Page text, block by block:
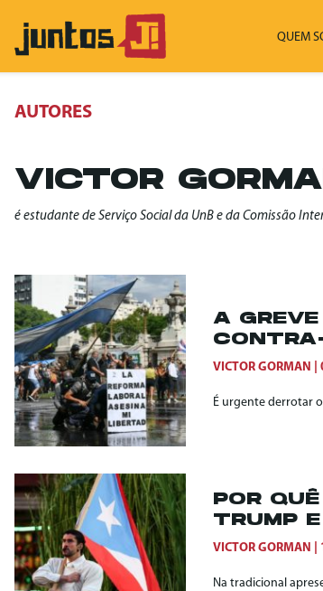
QUEM
AUTORES
VICTOR
é estudante de Serviço Social da UnB e da Comissão
A
VICTOR GORMAN
É urgente derrotar
POR
TRUMP
VICTOR GORMAN
Na tradicional